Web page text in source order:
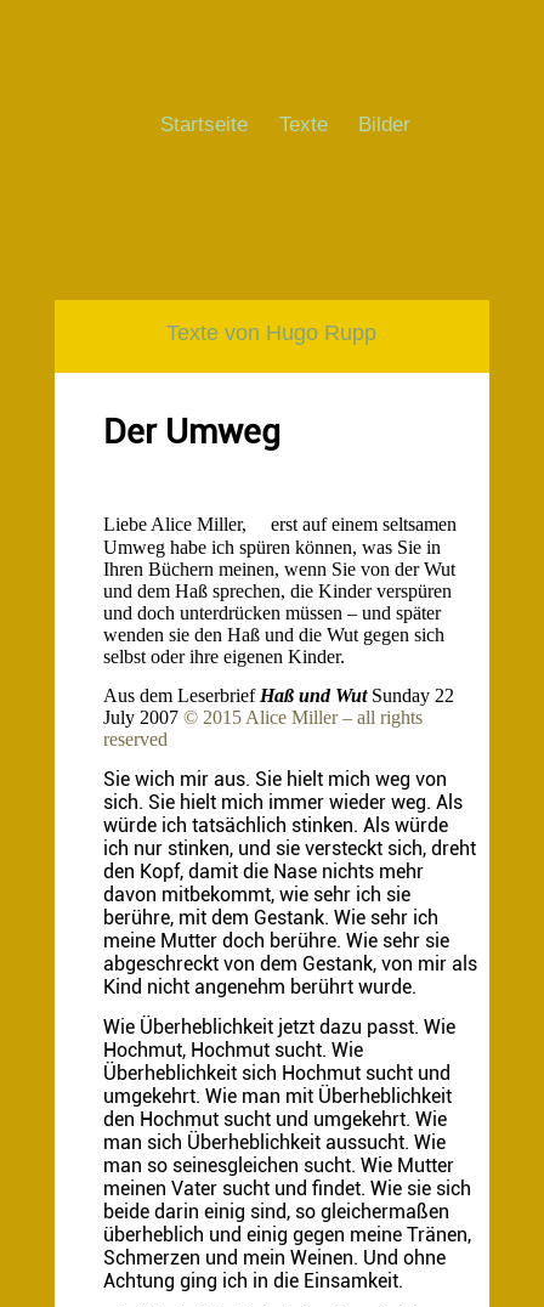
Startseite Texte Bilder
Texte von Hugo Rupp
Der Umweg
Liebe Alice Miller, erst auf einem seltsamen
Umweg habe ich spüren können, was Sie in
Ihren Büchern meinen, wenn Sie von der Wut
und dem Haß sprechen, die Kinder verspüren
und doch unterdrücken müssen – und später
wenden sie den Haß und die Wut gegen sich
selbst oder ihre eigenen Kinder.
Aus dem Leserbrief Haß und Wut Sunday 22
July 2007 © 2015 Alice Miller – all rights
reserved
Sie wich mir aus. Sie hielt mich weg von
sich. Sie hielt mich immer wieder weg. Als
würde ich tatsächlich stinken. Als würde
ich nur stinken, und sie versteckt sich, dreht
den Kopf, damit die Nase nichts mehr
davon mitbekommt, wie sehr ich sie
berühre, mit dem Gestank. Wie sehr ich
meine Mutter doch berühre. Wie sehr sie
abgeschreckt von dem Gestank, von mir als
Kind nicht angenehm berührt wurde.
Wie Überheblichkeit jetzt dazu passt. Wie
Hochmut, Hochmut sucht. Wie
Überheblichkeit sich Hochmut sucht und
umgekehrt. Wie man mit Überheblichkeit
den Hochmut sucht und umgekehrt. Wie
man sich Überheblichkeit aussucht. Wie
man so seinesgleichen sucht. Wie Mutter
meinen Vater sucht und findet. Wie sie sich
beide darin einig sind, so gleichermaßen
überheblich und einig gegen meine Tränen,
Schmerzen und mein Weinen. Und ohne
Achtung ging ich in die Einsamkeit.